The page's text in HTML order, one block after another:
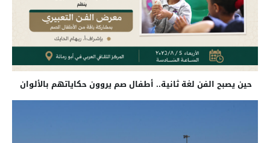
حين يصبح الفن لغة ثانية.. أطفال صم يروون حكاياتهم بالألوان